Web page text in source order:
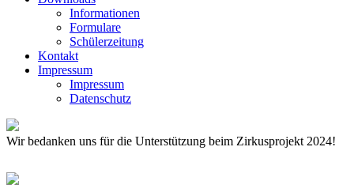
Informationen
Formulare
Schülerzeitung
Kontakt
Impressum
Impressum
Datenschutz
Wir bedanken uns für die Unterstützung beim Zirkusprojekt 2024!